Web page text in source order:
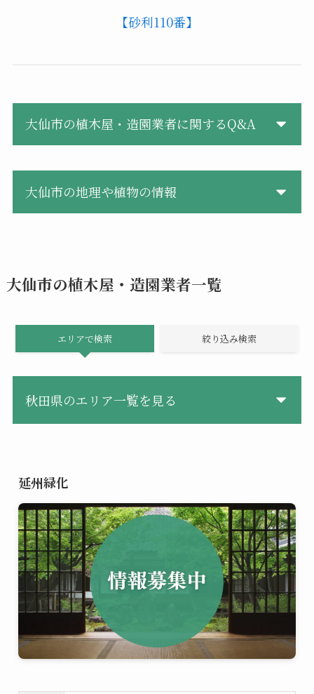
【砂利110番】
大仙市の植木屋・造園業者に関するQ&A
大仙市の地理や植物の情報
大仙市の植木屋・造園業者一覧
エリアで検索 絞り込み検索
秋田県のエリア一覧を見る
延州緑化